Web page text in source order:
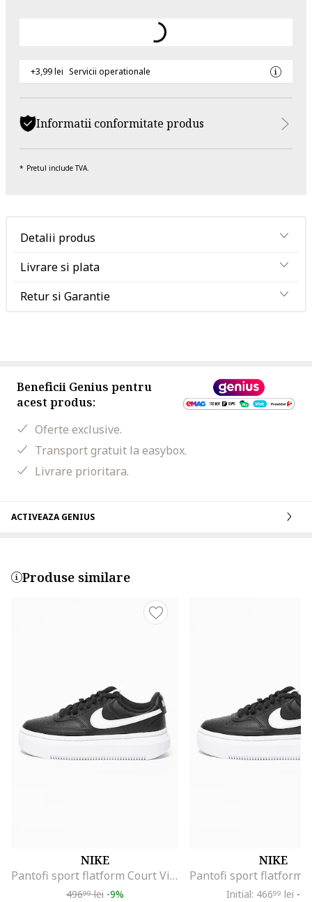
+3,99 lei Servicii operationale
Informatii conformitate produs
Pretul include TVA.
Detalii produs
Livrare si plata
Retur si Garantie
Beneficii Genius pentru
acest produs:
Oferte exclusive.
Transport gratuit la easybox.
Livrare prioritara.
ACTIVEAZA GENIUS
Produse similare
NIKE
Pantofi sport flatform Court Vision Alta din piele si piele ecologica, Alb/Negru
49699lei -9%
NIKE
Initial: 46699 lei -